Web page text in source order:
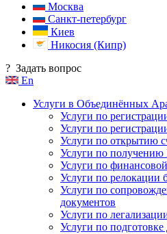
Москва
Санкт-петербург
Киев
Никосия (Кипр)
? Задать вопрос
En
Услуги в Объединённых
Услуги по
Услуги по
Услуги по открытию
Услуги по
Услуги по
Услуги по релокации
Услуги по
документов
Услуги по
Услуги по